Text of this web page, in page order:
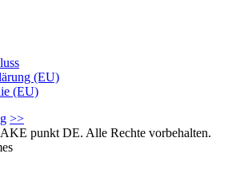
(EU)
(EU)
>>
punkt DE. Alle Rechte vorbehalten.